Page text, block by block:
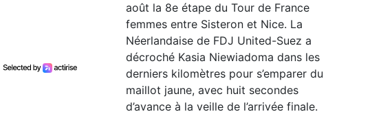
août la 8e étape du Tour de France
femmes entre Sisteron et Nice. La
Néerlandaise de FDJ United-Suez a
décroché Kasia Niewiadoma dans les
derniers kilomètres pour s’emparer du
maillot jaune, avec huit secondes
d’avance à la veille de l’arrivée finale.